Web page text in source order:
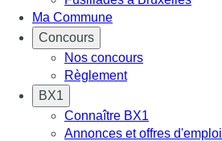
Ma Commune
Concours
Nos concours
Règlement
BX1
Connaître BX1
Annonces et offres d'emploi